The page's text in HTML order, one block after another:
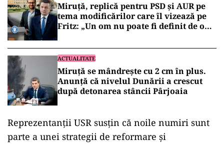
Miruță, replică pentru PSD și AUR pe
tema modificărilor care îl vizează pe
Fritz: „Un om nu poate fi definit de o
ACTUALITATE
Miruță se mândrește cu 2 cm în plus.
Anunță că nivelul Dunării a crescut
după detonarea stâncii Pârjoaia
Reprezentanții USR susțin că noile numiri sunt
parte a unei strategii de reformare și